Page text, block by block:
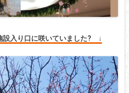
入り口に咲いていました? ↓